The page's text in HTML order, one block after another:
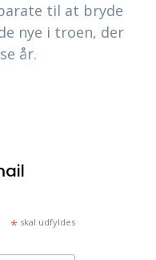
til at bryde
nye i troen, der
år.
*skal udfyldes